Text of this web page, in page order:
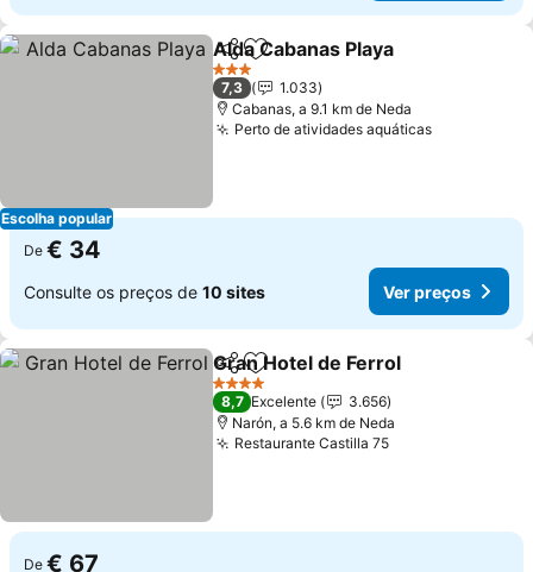
Escolha popular
PartilharAdicionar aos favoritos
Alda Cabanas Playa
3 Estrelas
7,3
1.033
Cabanas, a 9.1 km de Neda
Perto de atividades aquáticasVer preços
De € 34
Consulte os preços de 10 sites Ver preços
PartilharAdicionar aos favoritos
Gran Hotel de Ferrol
4 Estrelas
8,7 Excelente
3.656
Narón, a 5.6 km de Neda
Restaurante Castilla 75Ver preços
De € 67